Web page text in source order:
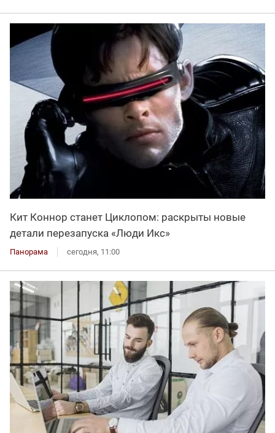
Кит Коннор станет Циклопом: раскрыты новые
детали перезапуска «Люди Икс»
Панорама сегодня, 11:00